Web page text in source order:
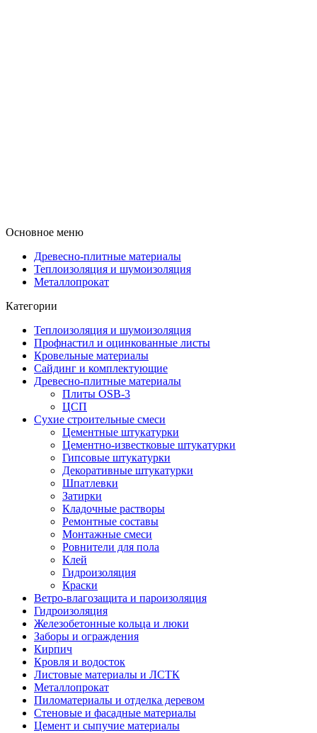
Основное меню
Древесно-плитные материалы
Теплоизоляция и шумоизоляция
Металлопрокат
Категории
Теплоизоляция и шумоизоляция
Профнастил и оцинкованные листы
Кровельные материалы
Сайдинг и комплектующие
Древесно-плитные материалы
Плиты OSB-3
ЦСП
Сухие строительные смеси
Цементные штукатурки
Цементно-известковые штукатурки
Гипсовые штукатурки
Декоративные штукатурки
Шпатлевки
Затирки
Кладочные растворы
Ремонтные составы
Монтажные смеси
Ровнители для пола
Клей
Гидроизоляция
Краски
Ветро-влагозащита и пароизоляция
Гидроизоляция
Железобетонные кольца и люки
Заборы и ограждения
Кирпич
Кровля и водосток
Листовые материалы и ЛСТК
Металлопрокат
Пиломатериалы и отделка деревом
Стеновые и фасадные материалы
Цемент и сыпучие материалы